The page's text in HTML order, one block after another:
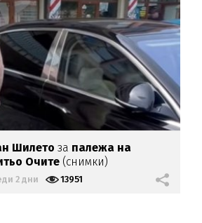
Шилетоза палежа на
Очите (снимки)
2 дни 13951